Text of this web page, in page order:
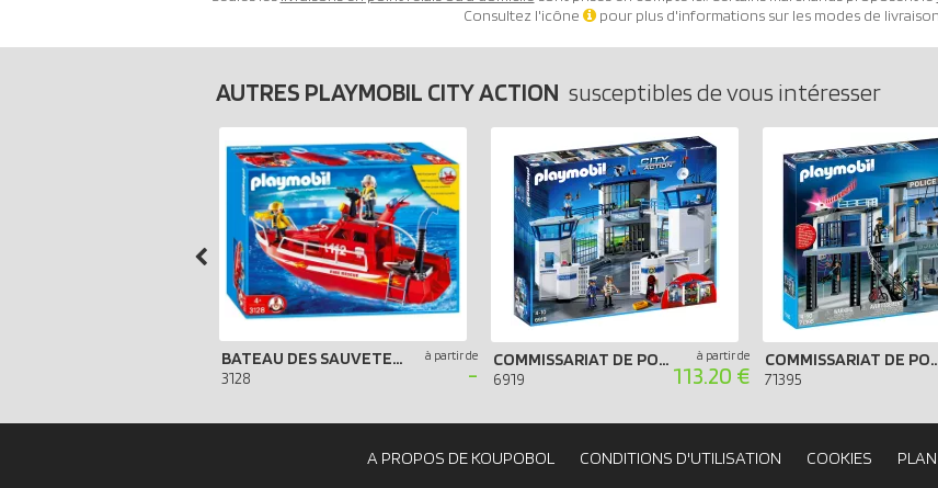
Consultez l'icône
pour plus d'informations sur les modes de
AUTRES PLAYMOBIL CITY ACTION susceptibles de vous intéresser
BATEAU DES SAUVETEURS POMPIERS
3128
à partir de
-
COMMISSARIAT DE POLICE AVEC PRISON
6919
à partir de
113.20 €
COMMISSARIAT DE
71395
A PROPOS DE KOUPOBOL CONDITIONS D'UTILISATION COOKIES